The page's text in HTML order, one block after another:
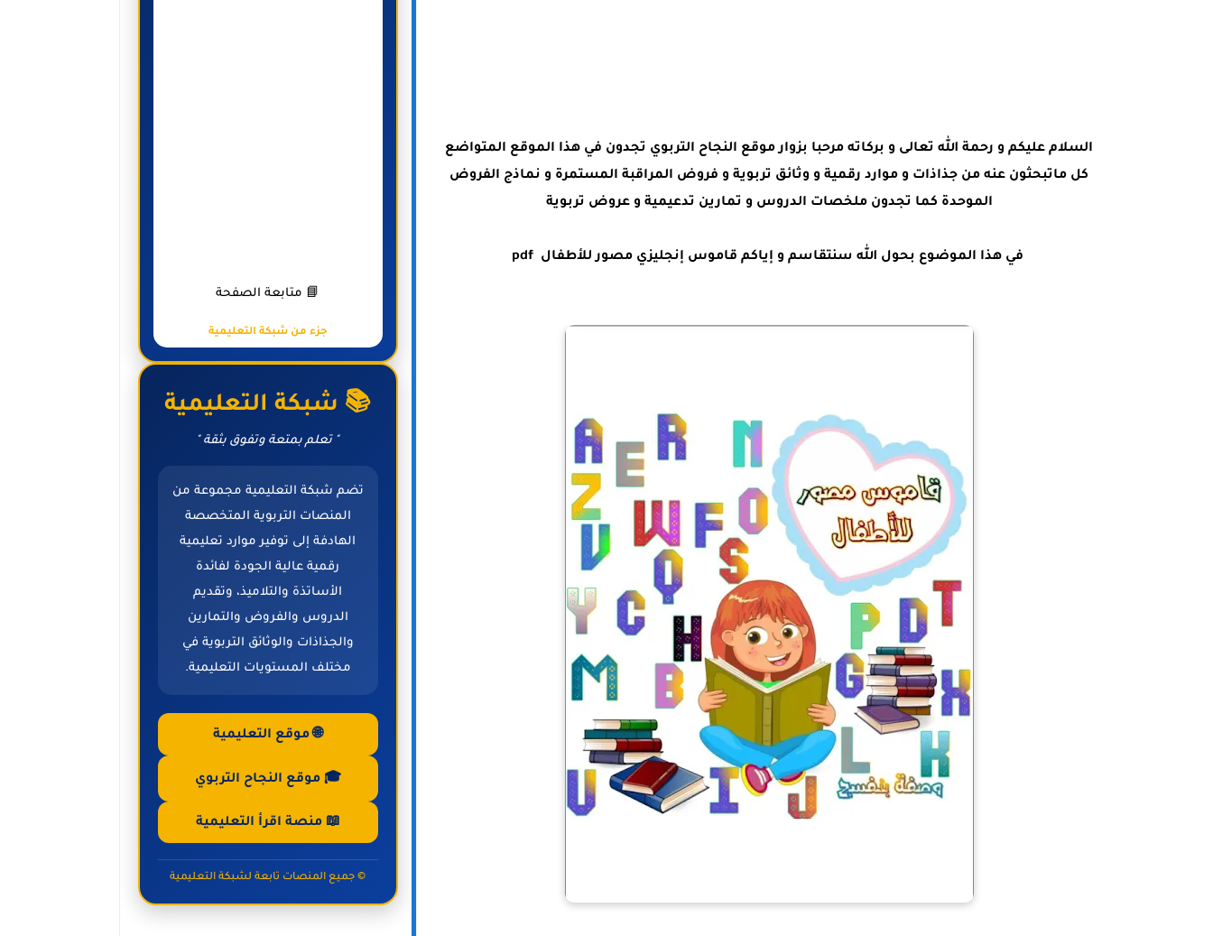
السلام عليكم و رحمة الله تعالى و بركاته مرحبا بزوار موقع النجاح التربوي تجدون في هذا الموقع المتواضع
كل ماتبحثون عنه من جذاذات و موارد رقمية و وثائق تربوية و فروض المراقبة المستمرة و نماذج الفروض
الموحدة كما تجدون ملخصات الدروس و تمارين تدعيمية و عروض تربوية
في هذا الموضوع بحول الله سنتقاسم و إياكم قاموس إنجليزي مصور للأطفال pdf
📘 متابعة الصفحة
جزء من شبكة التعليمية
📚 شبكة التعليمية
" تعلم بمتعة وتفوق بثقة "
تضم شبكة التعليمية مجموعة من
المنصات التربوية المتخصصة
الهادفة إلى توفير موارد تعليمية
رقمية عالية الجودة لفائدة
الأساتذة والتلاميذ، وتقديم
الدروس والفروض والتمارين
والجذاذات والوثائق التربوية في
مختلف المستويات التعليمية.
🌐 موقع التعليمية
🎓 موقع النجاح التربوي
📖 منصة اقرأ التعليمية
© جميع المنصات تابعة لشبكة التعليمية